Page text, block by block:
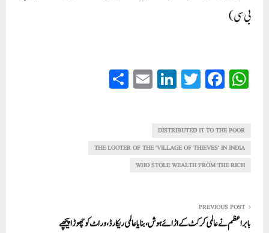
بی سی)
W
ha
A
pp
Fa
ce
ok
T
wi
r
Li
nk
E
m
DISTRIBUTED IT TO THE POOR
THE LOOTER OF THE 'VILLAGE OF THIEVES' IN INDIA
WHO STOLE WEALTH FROM THE RICH
PREVIOUS POST
بابر اعظم نے عالمی کرکٹ کے اڑائے ہوش،بنایا عالمی ریکارڈ، وراٹ کو چھوڑا پیچھے